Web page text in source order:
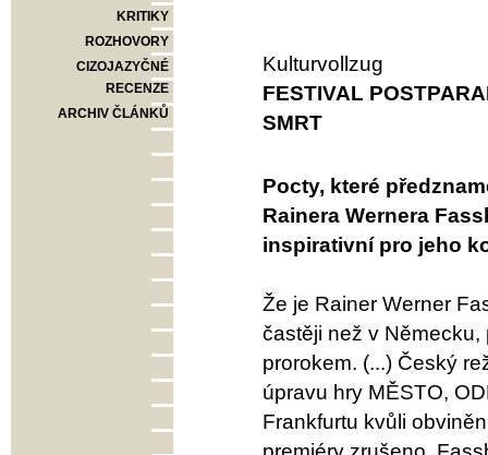
KRITIKY
ROZHOVORY
CIZOJAZYČNÉ
RECENZE
ARCHIV ČLÁNKŮ
Kulturvollzug
FESTIVAL
SMRT
Pocty, které
Rainera Wernera
inspirativní pro jeho
Že je Rainer Werner
častěji než v
prorokem. (...) Český
úpravu hry MĚSTO,
Frankfurtu kvůli